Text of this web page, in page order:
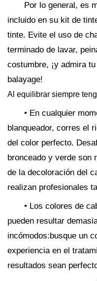
Por lo general, es
incluido en su kit de
tinte. Evite el uso de
terminado de lavar,
costumbre, ¡y admira
balayage!
Al equilibrar siempre
• En cualquier
blanqueador, corres el
del color perfecto.
bronceado y verde son
de la decoloración del
realizan profesionales
• Los colores de
pueden resultar
incómodos:busque un
experiencia en el
resultados sean